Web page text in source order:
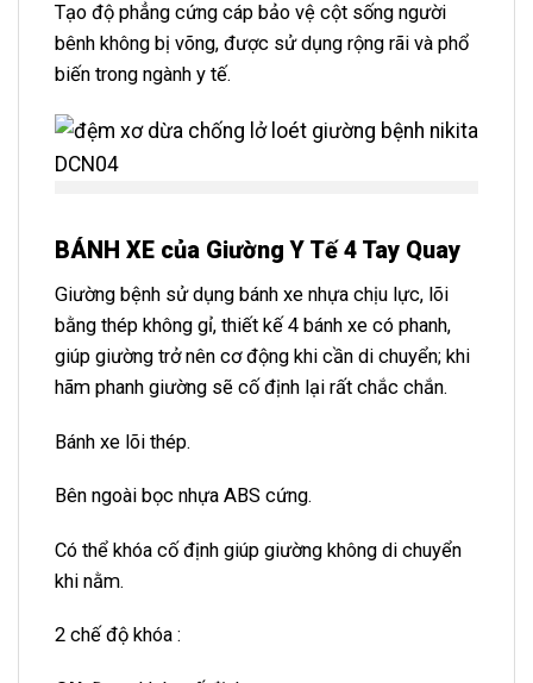
Tạo độ phẳng cứng cáp bảo vệ cột sống người
bênh không bị võng, được sử dụng rộng rãi và phổ
biến trong ngành y tế.
BÁNH XE của Giường Y Tế 4 Tay Quay
Giường bệnh sử dụng bánh xe nhựa chịu lực, lõi
bằng thép không gỉ, thiết kế 4 bánh xe có phanh,
giúp giường trở nên cơ động khi cần di chuyển; khi
hãm phanh giường sẽ cố định lại rất chắc chắn.
Bánh xe lõi thép.
Bên ngoài bọc nhựa ABS cứng.
Có thể khóa cố định giúp giường không di chuyển
khi nằm.
2 chế độ khóa :